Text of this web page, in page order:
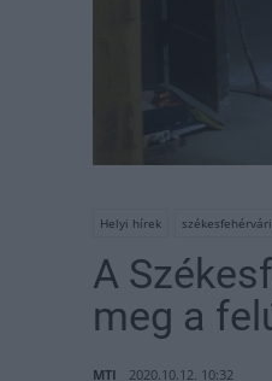
Helyi hírek
A
meg a
MTI 2020.10.12. 10:32